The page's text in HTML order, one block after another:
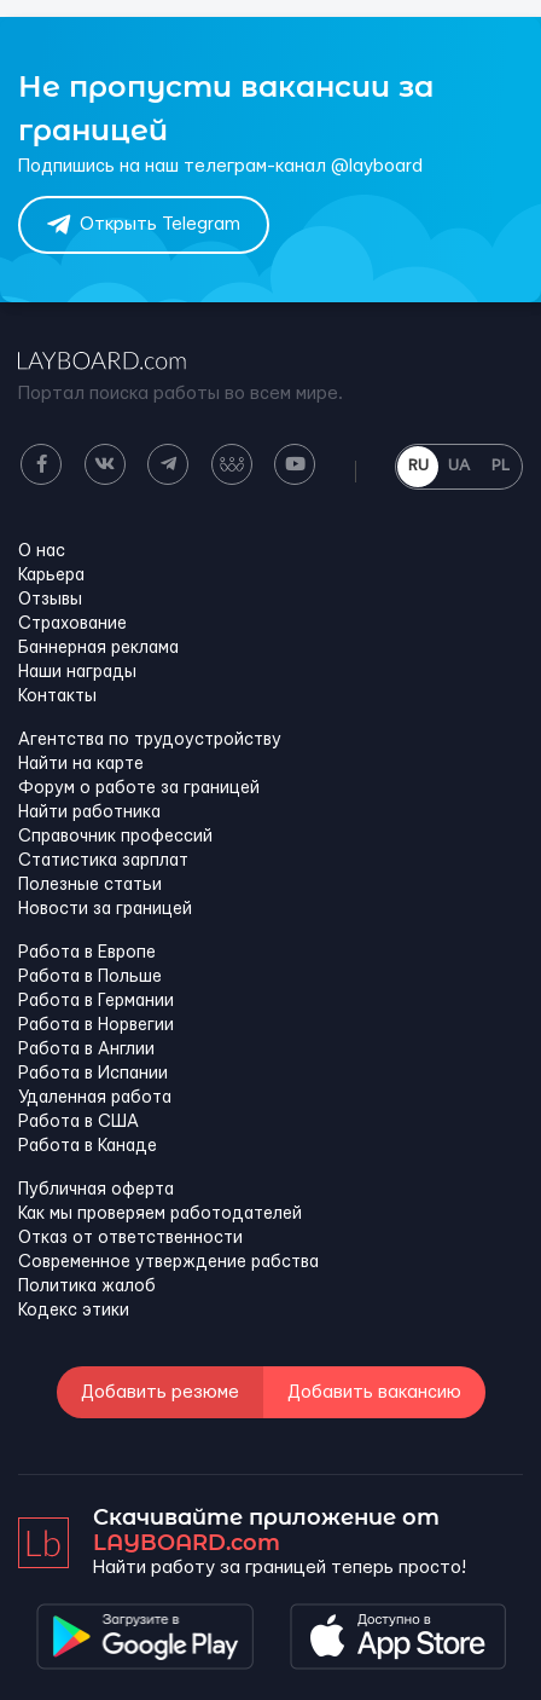
Не пропусти вакансии за
границей
Подпишись на наш телеграм-канал @layboard
Открыть Telegram
Портал поиска работы во всем мире.
RU UA PL
О нас
Карьера
Отзывы
Страхование
Баннерная реклама
Наши награды
Контакты
Агентства по трудоустройству
Найти на карте
Форум о работе за границей
Найти работника
Справочник профессий
Статистика зарплат
Полезные статьи
Новости за границей
Работа в Европе
Работа в Польше
Работа в Германии
Работа в Норвегии
Работа в Англии
Работа в Испании
Удаленная работа
Работа в США
Работа в Канадe
Публичная оферта
Как мы проверяем работодателей
Отказ от ответственности
Современное утверждение рабства
Политика жалоб
Кодекс этики
Добавить резюме Добавить вакансию
Скачивайте приложение от
LAYBOARD.com
Найти работу за границей теперь просто!